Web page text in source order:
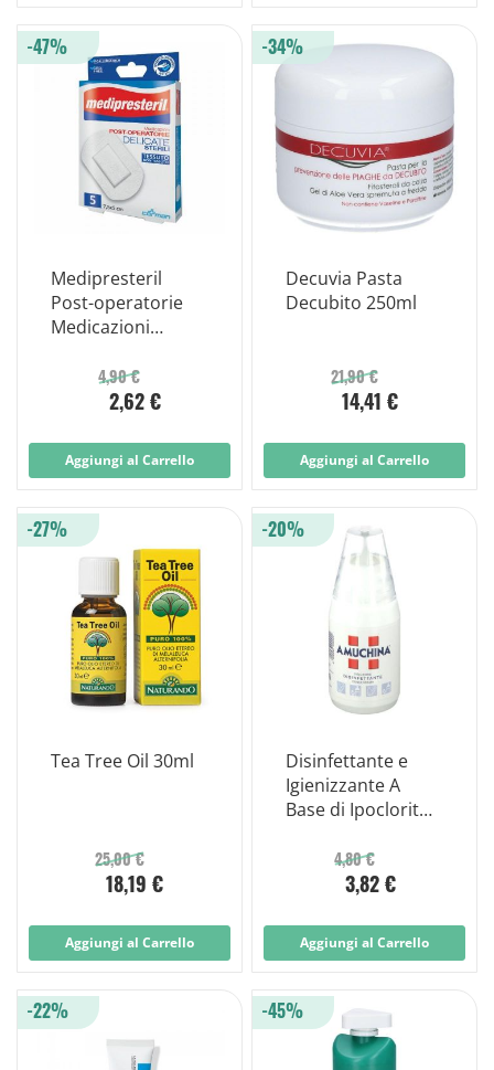
Medipresteril
Post-operatorie
Medicazioni
7,5x5 Cm 5 Pezzi
4,90 €
2,62 €
-47%
Aggiungi al Carrello
Decuvia Pasta
Decubito 250ml
21,90 €
14,41 €
-34%
Aggiungi al Carrello
Tea Tree Oil 30ml
25,00 €
18,19 €
-27%
Aggiungi al Carrello
Disinfettante e
Igienizzante A
Base di Ipoclorito
Antimicrobico
Adulti Ampio
11000ppm Cloro
250ml 250ml
4,80 €
3,82 €
-20%
Aggiungi al Carrello
-22% -45%